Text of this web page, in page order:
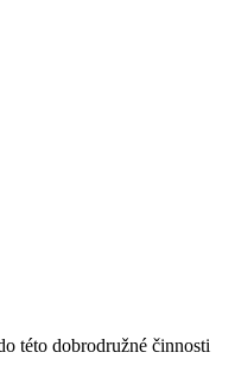
této dobrodružné činnosti